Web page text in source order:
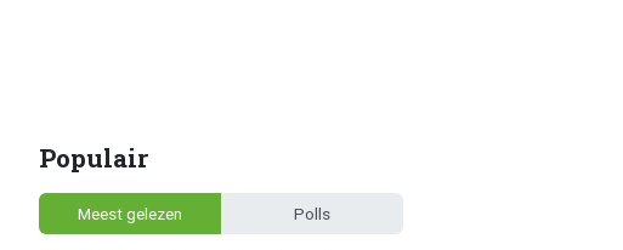
Populair
Meest gelezen Polls